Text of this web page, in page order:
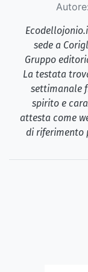
Autore:
sede a
Gruppo
La testata
settimanale
spirito e
attesta come
di riferimento